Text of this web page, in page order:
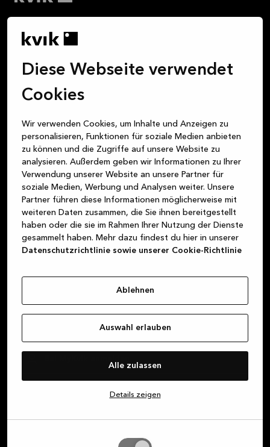
Diese Webseite verwendet
Cookies
Wir verwenden Cookies, um Inhalte und Anzeigen zu
personalisieren, Funktionen für soziale Medien anbieten
zu können und die Zugriffe auf unsere Website zu
analysieren. Außerdem geben wir Informationen zu Ihrer
Verwendung unserer Website an unsere Partner für
soziale Medien, Werbung und Analysen weiter. Unsere
Partner führen diese Informationen möglicherweise mit
weiteren Daten zusammen, die Sie ihnen bereitgestellt
haben oder die sie im Rahmen Ihrer Nutzung der Dienste
gesammelt haben. Mehr dazu findest du hier in unserer
Datenschutzrichtlinie sowie unserer Cookie-Richtlinie
Ablehnen
Auswahl erlauben
Alle zulassen
Details zeigen
sein sollte wie die Zeit, die du in dieser Küche
quatschst bei einem Glas Wein bis spät in die Nacht
Hausaufgaben, ihr spielt zusammen Karten – die
Doch ganz gleich, ob du eine Küche, ein Badezimmer
oder eine Schranklösung suchst – wir sind dein
verlässlicher Partner für attraktive, hochwertige und
nachhaltige Produkte im dänischen Design. Unser
oberstes Ziel ist es, dir stets einen fantastischen
Kundenservice zu bieten – und zwar von dem
Augenblick an, in dem du einen unserer Stores
betrittst, bis zu dem Moment, an dem deine neue
Küche, dein neues Badezimmer oder deine neue
Schranklösung in deinem Zuhause einen Platz